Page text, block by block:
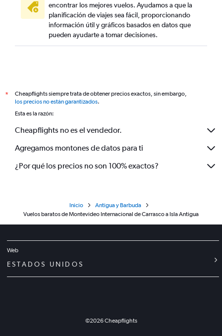
encontrar los mejores vuelos. Ayudamos a que la
planificación de viajes sea fácil, proporcionando
información útil y gráficos basados en datos que
pueden ayudarte a tomar decisiones.
*
Cheapflights siempre trata de obtener precios exactos, sin embargo,
los precios no están garantizados.
Esta es la razón:
Cheapflights no es el vendedor.
Agregamos montones de datos para ti
¿Por qué los precios no son 100% exactos?
Inicio
Antigua y Barbuda
Vuelos baratos de Montevideo Internacional de Carrasco a Isla Antigua
Web
ESTADOS UNIDOS
©2026Cheapflights